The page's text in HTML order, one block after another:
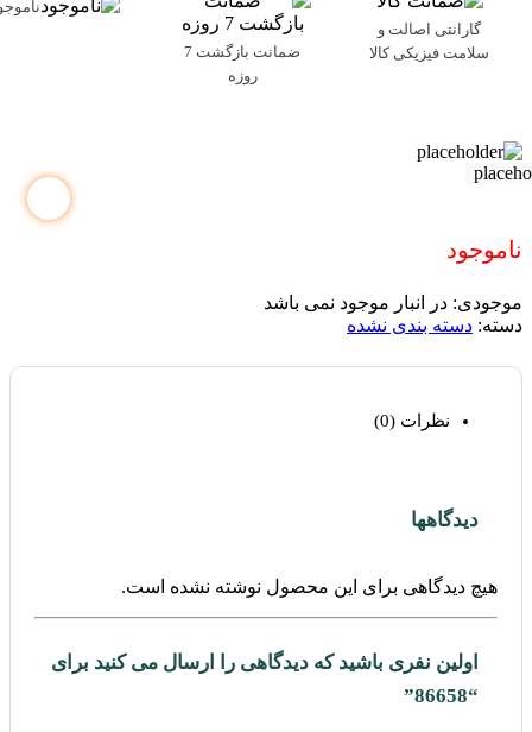
گارانتی اصالت و
سلامت فیزیکی کالا
ضمانت بازگشت 7
روزه
ناموجود
موجودی: در انبار موجود نمی باشد
دسته: دسته بندی نشده
نظرات (0)
دیدگاهها
هیچ دیدگاهی برای این محصول نوشته نشده است.
اولین نفری باشید که دیدگاهی را ارسال می کنید برای
“86658”